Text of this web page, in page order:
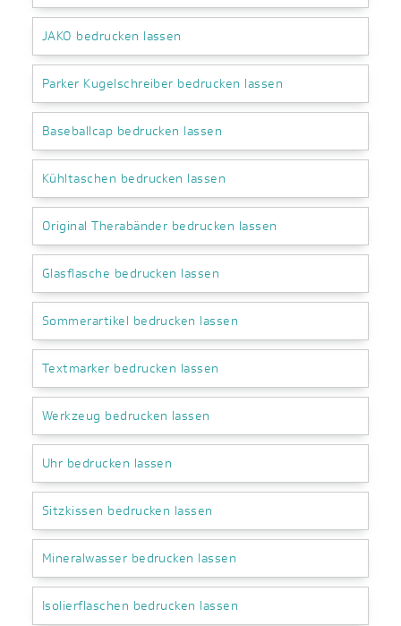
JAKO bedrucken lassen
Parker Kugelschreiber bedrucken lassen
Baseballcap bedrucken lassen
Kühltaschen bedrucken lassen
Original Therabänder bedrucken lassen
Glasflasche bedrucken lassen
Sommerartikel bedrucken lassen
Textmarker bedrucken lassen
Werkzeug bedrucken lassen
Uhr bedrucken lassen
Sitzkissen bedrucken lassen
Mineralwasser bedrucken lassen
Isolierflaschen bedrucken lassen